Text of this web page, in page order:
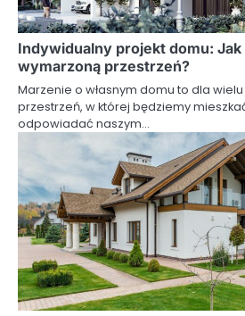
Indywidualny projekt domu:
wymarzoną przestrzeń?
Marzenie o własnym domu to dla
przestrzeń, w której będziemy
odpowiadać naszym…